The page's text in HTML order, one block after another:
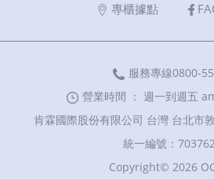
專櫃據點
服務專線0800-
營業時間 ： 週一到週五
肯霖國際股份有限公司 台灣 台北市
統一編號：
Copyright© 2026